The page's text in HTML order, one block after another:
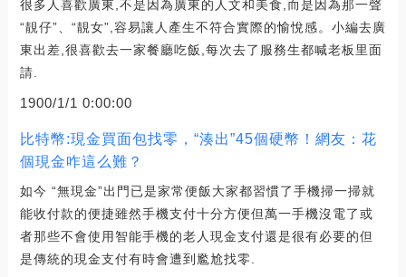
很多人喜歡廣東,不是因為廣東的人文和美食,而是因為那一聲
“靚仔”、“靚女”,容易讓人產生不符合實際的愉悅感。小編去廣
東出差,很喜歡去一家餐廳吃飯,每次去了服務生都喊老板里面
請.
1900/1/1 0:00:00
比特幣:現金買面包找零，“湊出”45個硬幣！網友：花
個現金咋這么難？
如今 “無現金”出門已是家常便飯大家都習慣了手機掃一掃就
能收付款的便捷雖然手機支付十分方便但萬一手機沒電了或
者那些不會使用智能手機的老人現金支付還是很有必要的但
是傳統的現金支付有時會遭到尷尬找零.